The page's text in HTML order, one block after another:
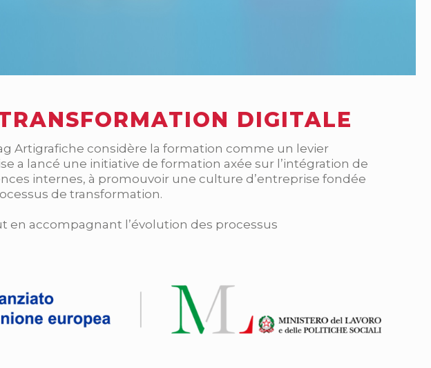
DIGITALE
Artigrafiche considère la formation comme un levier
a lancé une initiative de formation axée sur l’intégration de
internes, à promouvoir une culture d’entreprise fondée
de transformation.
accompagnant l’évolution des processus